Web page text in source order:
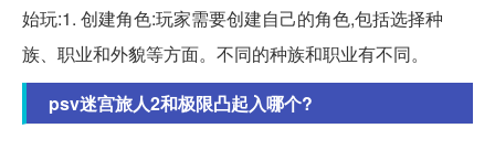
始玩:1. 创建角色:玩家需要创建自己的角色,包括选择种
族、职业和外貌等方面。不同的种族和职业有不同。
psv迷宫旅人2和极限凸起入哪个?